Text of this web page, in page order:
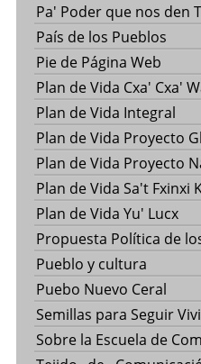
Pa' Poder que nos den
País de los Pueblos
Pie de Página Web
Plan de Vida Cxa' Cxa'
Plan de Vida Integral
Plan de Vida Proyecto
Plan de Vida Proyecto
Plan de Vida Sa't Fxinxi
Plan de Vida Yu' Lucx
Propuesta Política de
Pueblo y cultura
Puebo Nuevo Ceral
Semillas para Seguir
Sobre la Escuela de